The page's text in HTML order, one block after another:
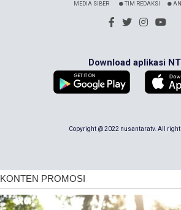
MEDIA SIBER TIM REDAKSI
Download aplikasi
Copyright @ 2022 nusantaratv. All right